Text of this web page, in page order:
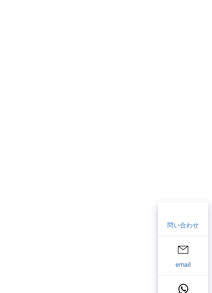
問い合わせ
email